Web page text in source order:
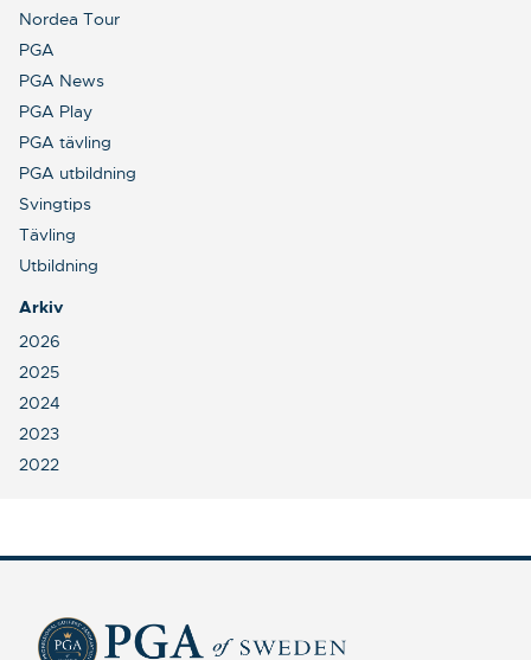
Nordea Tour
PGA
PGA News
PGA Play
PGA tävling
PGA utbildning
Svingtips
Tävling
Utbildning
Arkiv
2026
2025
2024
2023
2022